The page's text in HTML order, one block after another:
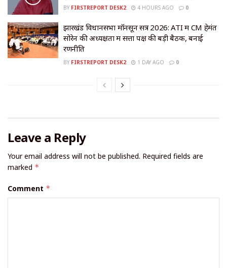
BY FIRSTREPORT DESK2 4 HOURS AGO 0
झारखंड विधानसभा मॉनसून सत्र 2026: ATI में CM हेमंत
सोरेन की अध्यक्षता में सत्ता पक्ष की बड़ी बैठक, बनाई
रणनीति
BY FIRSTREPORT DESK2 1 DAY AGO 0
Leave a Reply
Your email address will not be published. Required fields are
marked *
Comment *